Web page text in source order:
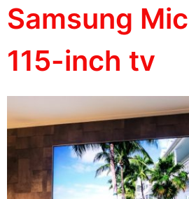
Samsung
115-inch tv